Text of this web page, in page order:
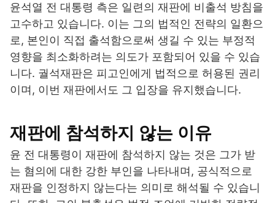
윤석열 전 대통령 측은 일련의 재판에 비출석 방침을
고수하고 있습니다. 이는 그의 법적인 전략의 일환으
로, 본인이 직접 출석함으로써 생길 수 있는 부정적
영향을 최소화하려는 의도가 포함되어 있을 수 있습
니다. 궐석재판은 피고인에게 법적으로 허용된 권리
이며, 이번 재판에서도 그 입장을 유지했습니다.
재판에 참석하지 않는 이유
윤 전 대통령이 재판에 참석하지 않는 것은 그가 받
는 혐의에 대한 강한 부인을 나타내며, 공식적으로
재판을 인정하지 않는다는 의미로 해석될 수 있습니